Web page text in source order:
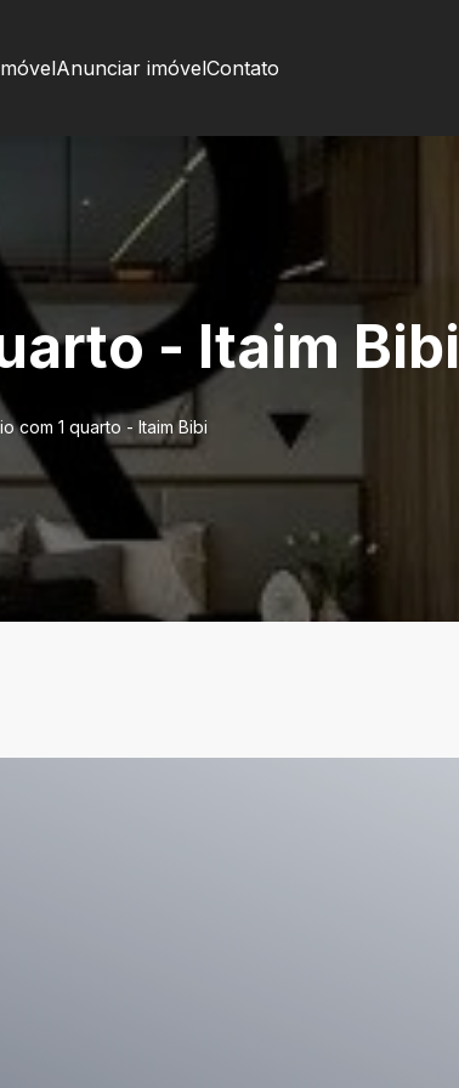
Anunciar imóvelContato
- Itaim Bibi
com 1 quarto - Itaim Bibi